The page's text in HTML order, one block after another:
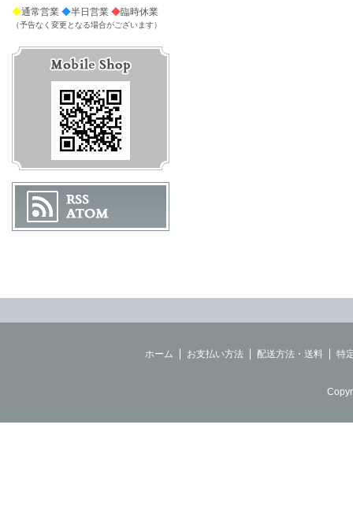
◆通常営業 ◆半日営業 ◆臨時休業
（予告なく変更となる場合がございます）
ホーム お支払い方法 配送方法・送料 特